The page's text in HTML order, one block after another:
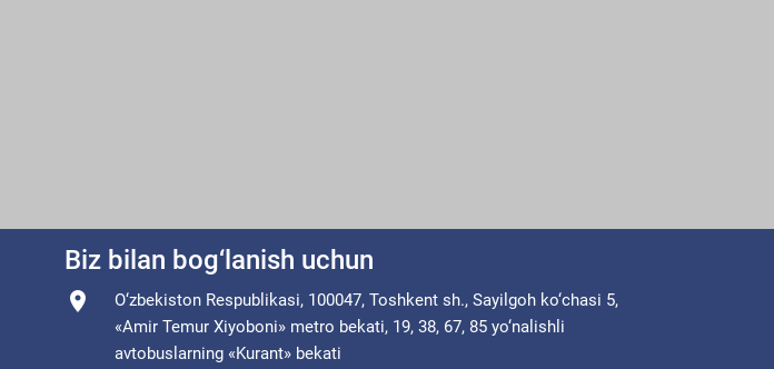
Biz bilan bog‘lanish uchun
O‘zbekiston Respublikasi, 100047, Toshkent sh., Sayilgoh ko‘chasi 5,
«Amir Temur Xiyoboni» metro bekati, 19, 38, 67, 85 yo‘nalishli
avtobuslarning «Kurant» bekati